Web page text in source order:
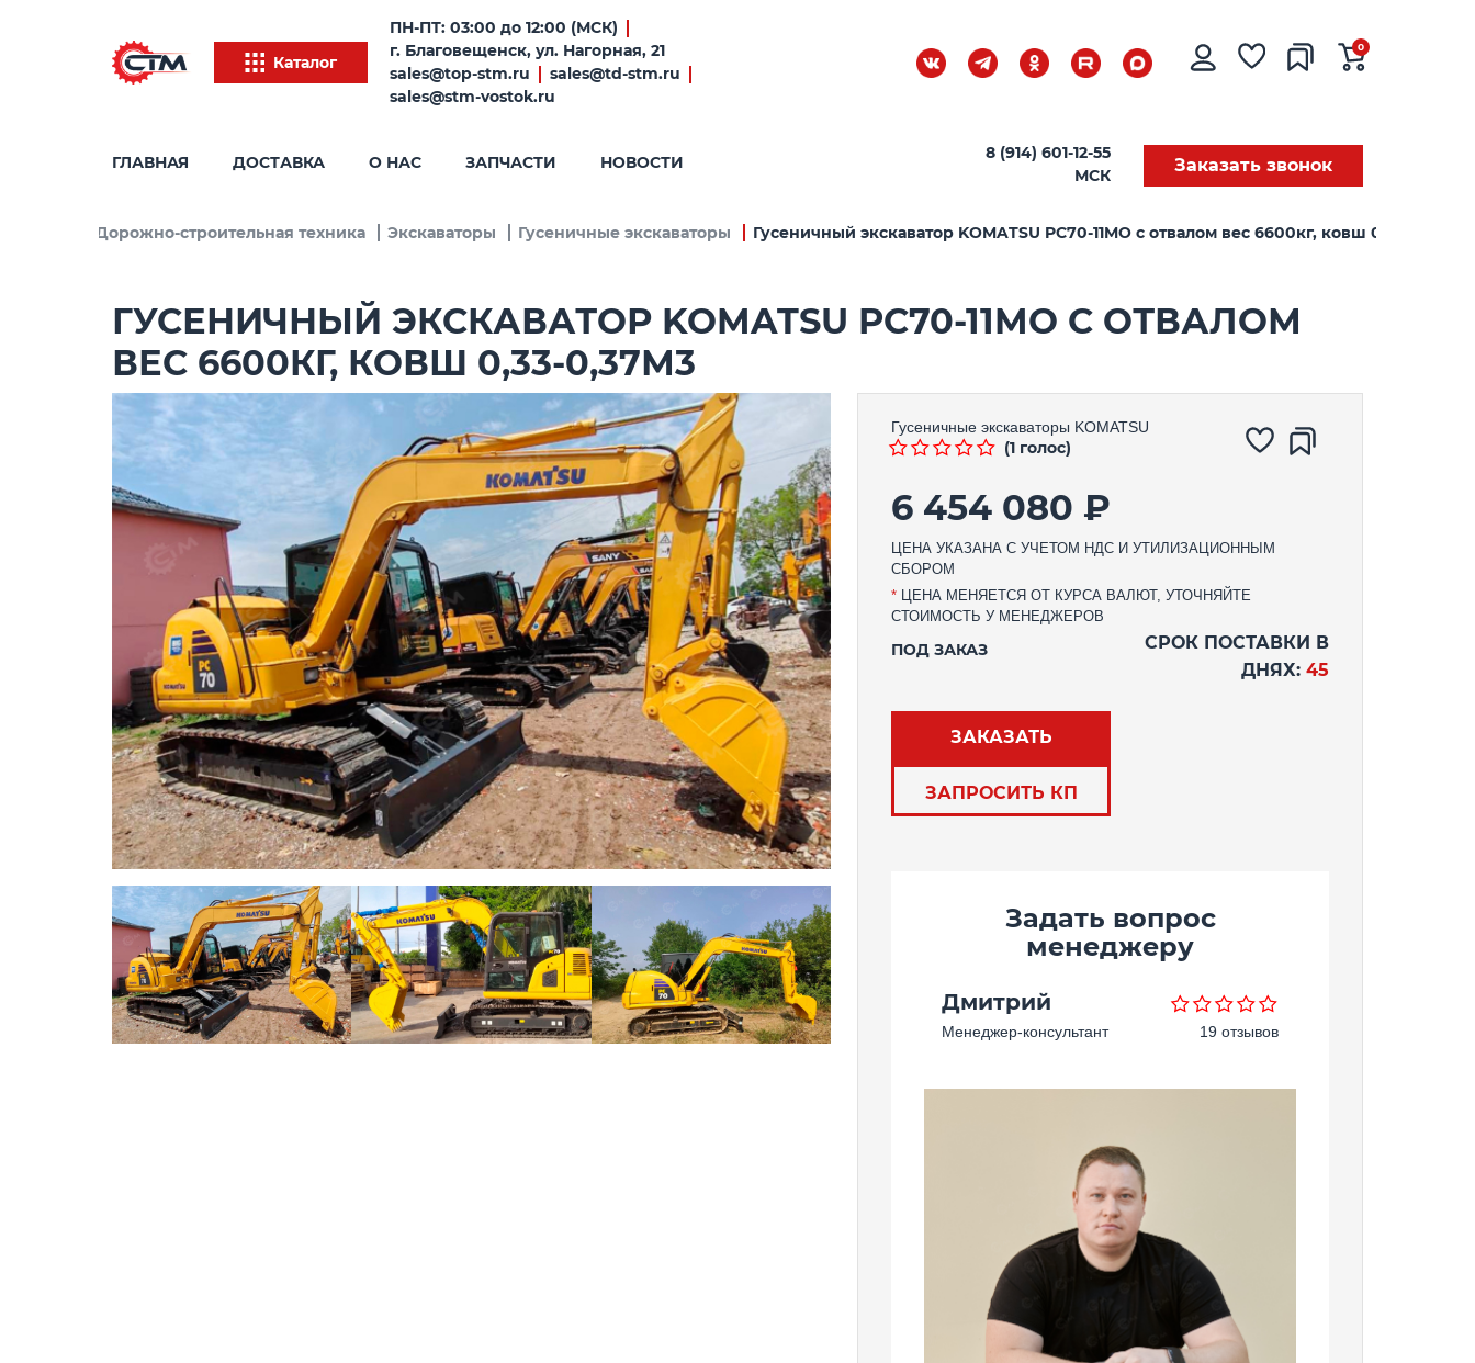
Каталог
ПН-ПТ: 03:00 до 12:00 (МСК)
г. Благовещенск, ул. Нагорная, 21
sales@top-stm.ru
sales@td-stm.ru
sales@stm-vostok.ru
0
ГЛАВНАЯ ДОСТАВКА О НАС ЗАПЧАСТИ НОВОСТИ
8 (914) 601-12-55
МСК
Заказать звонок
Дорожно-строительная техника Экскаваторы Гусеничные экскаваторы Гусеничный экскаватор KOMATSU PC70-11MO c отвалом вес 6600кг, ковш 0,33-0,37м3
ГУСЕНИЧНЫЙ ЭКСКАВАТОР KOMATSU PC70-11MO C ОТВАЛОМ
ВЕС 6600КГ, КОВШ 0,33-0,37М3
Гусеничные экскаваторы KOMATSU
(1 голос)
6 454 080 ₽
ЦЕНА УКАЗАНА С УЧЕТОМ НДС И УТИЛИЗАЦИОННЫМ
СБОРОМ
* ЦЕНА МЕНЯЕТСЯ ОТ КУРСА ВАЛЮТ, УТОЧНЯЙТЕ
СТОИМОСТЬ У МЕНЕДЖЕРОВ
ПОД ЗАКАЗ
СРОК ПОСТАВКИ В
ДНЯХ: 45
ЗАКАЗАТЬ
ЗАПРОСИТЬ КП
Задать вопрос
менеджеру
Дмитрий
Менеджер-консультант 19 отзывов